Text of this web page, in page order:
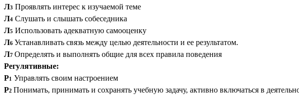
Л3 Проявлять интерес к изучаемой теме
Л4 Слушать и слышать собеседника
Л5 Использовать адекватную самооценку
Л6 Устанавливать связь между целью деятельности и ее результатом.
Л7 Определять и выполнять общие для всех правила поведения
Регулятивные:
Р1
Управлять своим настроением
Р2 Понимать, принимать и сохранять учебную задачу, активно включаться в